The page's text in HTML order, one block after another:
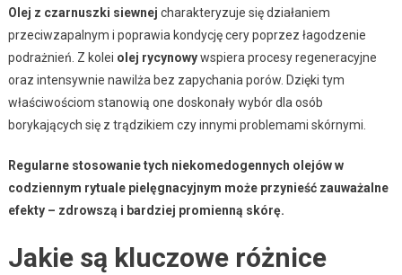
Olej z czarnuszki siewnej charakteryzuje się działaniem
przeciwzapalnym i poprawia kondycję cery poprzez łagodzenie
podrażnień. Z kolei olej rycynowywspiera procesy regeneracyjne
oraz intensywnie nawilża bez zapychania porów. Dzięki tym
właściwościom stanowią one doskonały wybór dla osób
borykających się z trądzikiem czy innymi problemami skórnymi.
Regularne stosowanie tych niekomedogennych olejów w
codziennym rytuale pielęgnacyjnym może przynieść zauważalne
efekty – zdrowszą i bardziej promienną skórę.
Jakie są kluczowe różnice